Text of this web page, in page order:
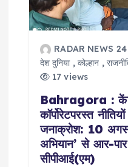
RADAR NEWS 24
देश दुनिया,कोल्हान ,
17 views
Bahragora :
कॉर्पोरेटपरस्त
जनाक्रोश: 10
अभियान’ से आर-
सीपीआई(एम)